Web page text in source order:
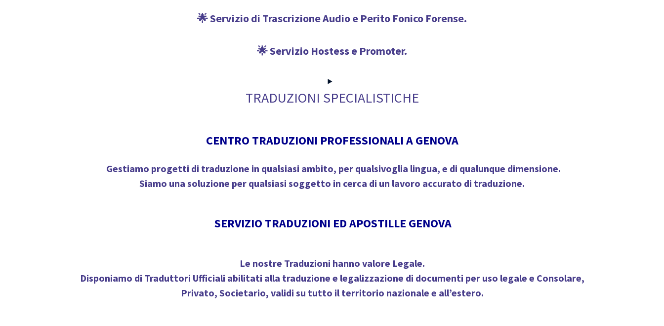
🌟 Servizio di Trascrizione Audio e Perito Fonico Forense.
🌟 Servizio Hostess e Promoter.
TRADUZIONI SPECIALISTICHE
CENTRO TRADUZIONI PROFESSIONALI A GENOVA
Gestiamo progetti di traduzione in qualsiasi ambito, per qualsivoglia lingua, e di qualunque dimensione.
Siamo una soluzione per qualsiasi soggetto in cerca di un lavoro accurato di traduzione.
SERVIZIO TRADUZIONI ED APOSTILLE GENOVA
Le nostre Traduzioni hanno valore Legale.
Disponiamo di Traduttori Ufficiali abilitati alla traduzione e legalizzazione di documenti per uso legale e Consolare,
Privato, Societario, validi su tutto il territorio nazionale e all’estero.